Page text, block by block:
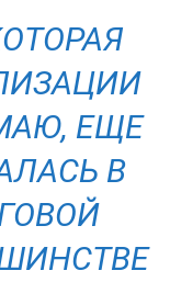
ЕЩЕ
В